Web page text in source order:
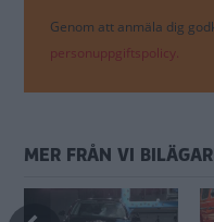
Genom att anmäla dig
personuppgiftspolicy.
MER FRÅN VI